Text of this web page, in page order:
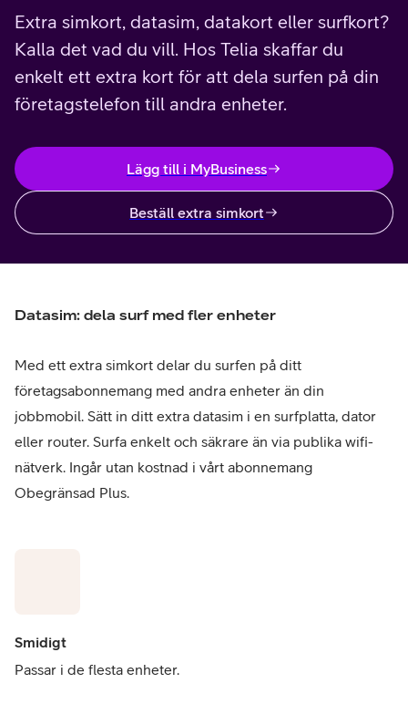
Extra simkort, datasim, datakort eller surfkort?
Kalla det vad du vill. Hos Telia skaffar du
enkelt ett extra kort för att dela surfen på din
företagstelefon till andra enheter.
Lägg till i MyBusiness
Beställ extra simkort
Datasim: dela surf med fler enheter
Med ett extra simkort delar du surfen på ditt
företagsabonnemang med andra enheter än din
jobbmobil. Sätt in ditt extra datasim i en surfplatta, dator
eller router. Surfa enkelt och säkrare än via publika wifi-
nätverk. Ingår utan kostnad i vårt abonnemang
Obegränsad Plus.
Smidigt
Passar i de flesta enheter.